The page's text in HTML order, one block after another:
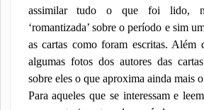
assimilar tudo o que foi lido,
‘romantizada’ sobre o período e sim
as cartas como foram escritas. Além
algumas fotos dos autores das
sobre eles o que aproxima ainda mais
Para aqueles que se interessam e